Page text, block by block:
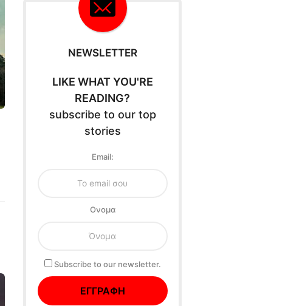
NEWSLETTER
LIKE WHAT YOU'RE
READING?
subscribe to our top
stories
Email:
Oνομα
Subscribe to our newsletter.